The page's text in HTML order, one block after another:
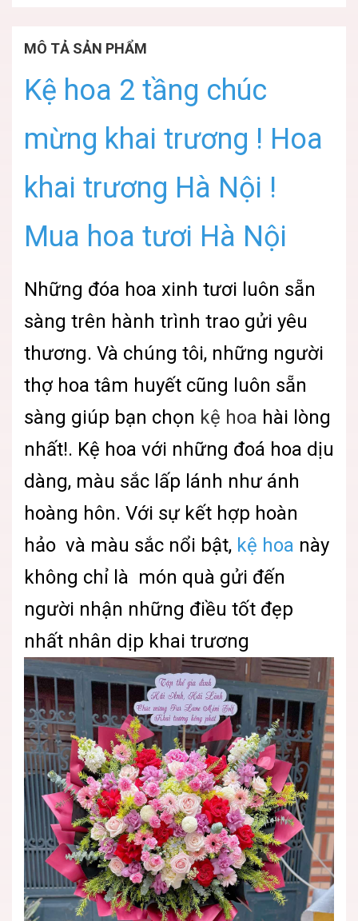
MÔ TẢ SẢN PHẨM
Kệ hoa 2 tầng chúc
mừng khai trương ! Hoa
khai trương Hà Nội !
Mua hoa tươi Hà Nội
Những đóa hoa xinh tươi luôn sẵn
sàng trên hành trình trao gửi yêu
thương. Và chúng tôi, những người
thợ hoa tâm huyết cũng luôn sẵn
sàng giúp bạn chọn kệ hoa hài lòng
nhất!. Kệ hoa với những đoá hoa dịu
dàng, màu sắc lấp lánh như ánh
hoàng hôn. Với sự kết hợp hoàn
hảo và màu sắc nổi bật, kệ hoa này
không chỉ là món quà gửi đến
người nhận những điều tốt đẹp
nhất nhân dịp khai trương